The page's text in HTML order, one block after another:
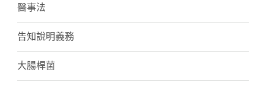
醫事法
告知說明義務
大腸桿菌